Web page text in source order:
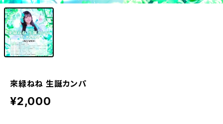
來緑ねね 生誕カンパ
¥2,000